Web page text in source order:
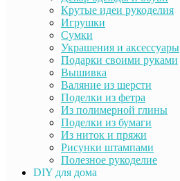
Крутые идеи рукоделия
Игрушки
Сумки
Украшения и аксессуары
Подарки своими руками
Вышивка
Валяние из шерсти
Поделки из фетра
Из полимерной глины
Поделки из бумаги
Из ниток и пряжи
Рисунки штампами
Полезное рукоделие
DIY для дома